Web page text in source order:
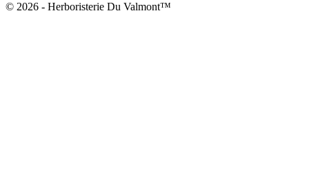
© 2026 - Herboristerie Du Valmont™